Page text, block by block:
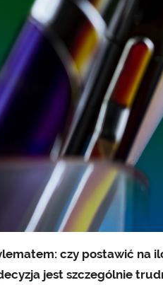
czy postawić na
jest szczególnie